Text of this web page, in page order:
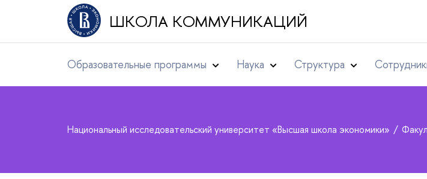
ШКОЛА КОММУНИКАЦИЙ
Образовательные программы Наука Структура
Национальный исследовательский университет «Высшая школа экономики»